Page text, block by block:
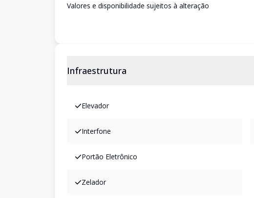
Valores e disponibilidade sujeitos à alteração
Infraestrutura
Elevador
Interfone
Portão Eletrônico
Zelador